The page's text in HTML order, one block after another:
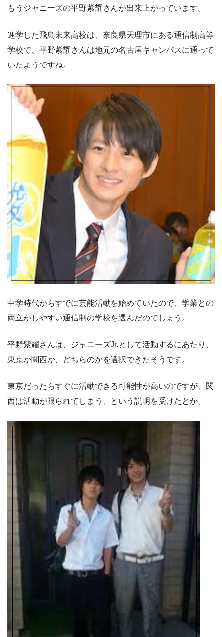
もうジャニーズの平野紫耀さんが出来上がっています。
進学した飛鳥未来高校は、奈良県天理市にある通信制高等
学校で、平野紫耀さんは地元の名古屋キャンパスに通って
いたようですね。
中学時代からすでに芸能活動を始めていたので、学業との
両立がしやすい通信制の学校を選んだのでしょう。
平野紫耀さんは、ジャニーズJr.として活動するにあたり、
東京か関西か、どちらのかを選択できたそうです。
東京だったらすぐに活動できる可能性が高いのですが、関
西は活動が限られてしまう、という説明を受けたとか。